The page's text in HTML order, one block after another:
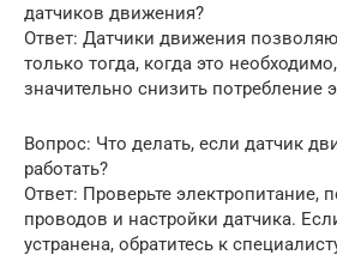
датчиков движения?
Ответ: Датчики движения
только тогда, когда это
значительно снизить потребление
Вопрос: Что делать, если датчик
работать?
Ответ: Проверьте электропитание,
проводов и настройки датчика.
устранена, обратитесь к